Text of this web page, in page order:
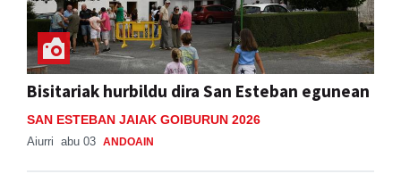
Bisitariak hurbildu dira San Esteban egunean
SAN ESTEBAN JAIAK GOIBURUN 2026
Aiurri abu 03 ANDOAIN